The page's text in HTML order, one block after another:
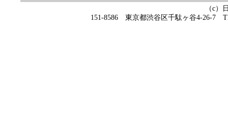
（c）
151-8586 東京都渋谷区千駄ヶ谷4-26-7